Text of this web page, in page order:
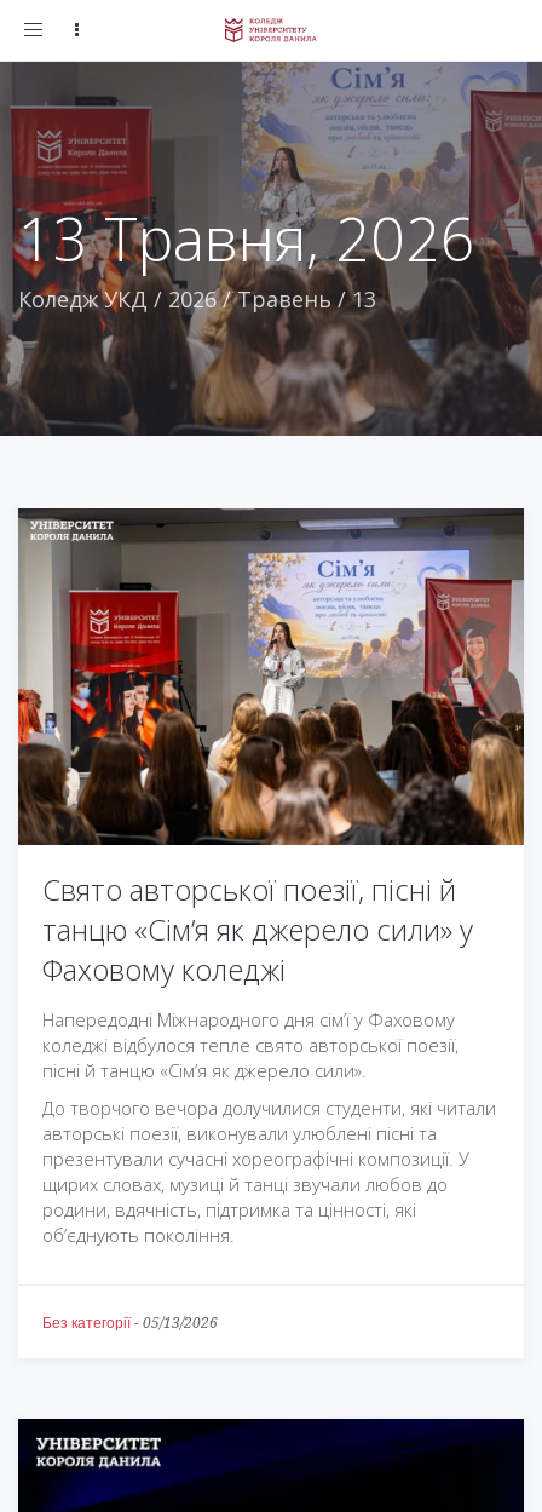
Toggle
13 Травня, 2026
Коледж УКД /2026/Травень /13
Свято авторської поезії, пісні й
танцю «Сім’я як джерело сили» у
Фаховому коледжі
Напередодні Міжнародного дня сім’ї у Фаховому
коледжі відбулося тепле свято авторської поезії,
пісні й танцю «Сім’я як джерело сили».
До творчого вечора долучилися студенти, які читали
авторські поезії, виконували улюблені пісні та
презентували сучасні хореографічні композиції. У
щирих словах, музиці й танці звучали любов до
родини, вдячність, підтримка та цінності, які
об’єднують покоління.
Без категорії- 05/13/2026